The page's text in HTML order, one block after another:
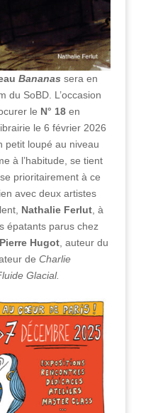
Bananas sera en
du SoBD. L’occasion
le N° 18 en
le 6 février 2026
petit loupé au niveau
à l’habitude, se tient
prioritairement à ce
avec deux artistes
Nathalie Ferlut, à
épatants parus chez
Hugot, auteur du
de Charlie
Glacial.